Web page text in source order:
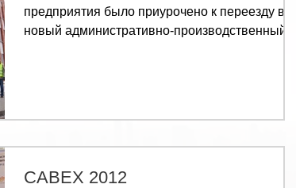
предприятия было приурочено к переезду в
новый административно-производственный
CABEX 2012